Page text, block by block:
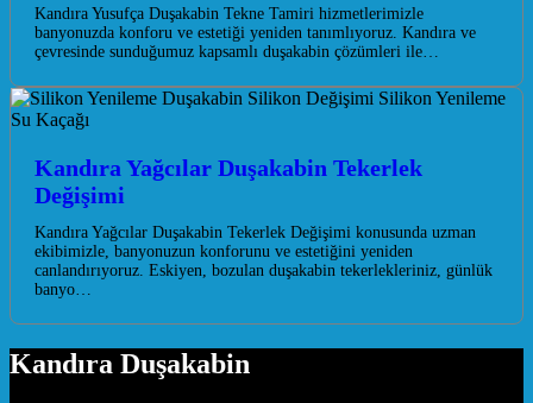
Kandıra Yusufça Duşakabin Tekne Tamiri hizmetlerimizle
banyonuzda konforu ve estetiği yeniden tanımlıyoruz. Kandıra ve
çevresinde sunduğumuz kapsamlı duşakabin çözümleri ile…
Kandıra Yağcılar Duşakabin Tekerlek
Değişimi
Kandıra Yağcılar Duşakabin Tekerlek Değişimi konusunda uzman
ekibimizle, banyonuzun konforunu ve estetiğini yeniden
canlandırıyoruz. Eskiyen, bozulan duşakabin tekerlekleriniz, günlük
banyo…
Kandıra Duşakabin